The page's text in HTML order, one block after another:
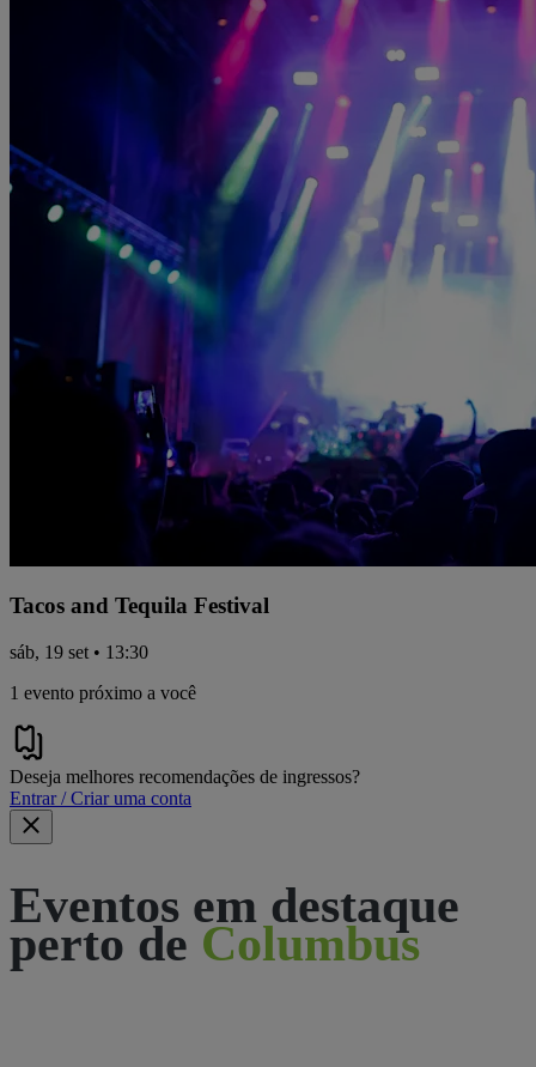
Tacos and Tequila Festival
sáb, 19 set • 13:30
1 evento próximo a você
Deseja melhores recomendações de ingressos?
Entrar / Criar uma conta
Eventos em destaque
perto de Columbus